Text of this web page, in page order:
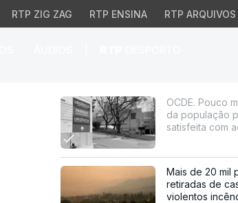
RTP ZIG ZAG RTP ENSINA RTP ARQUIVOS
OCDE. Pouco
da população
satisfeita com
Mais de 20 mil
retiradas de
violentos